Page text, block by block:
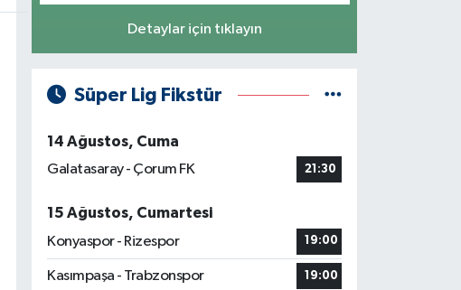
Detaylar için tıklayın
Süper Lig Fikstür
14 Ağustos, Cuma
Galatasaray - Çorum FK
21:30
15 Ağustos, Cumartesi
Konyaspor - Rizespor
19:00
Kasımpaşa - Trabzonspor 19:00